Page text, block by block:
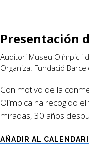
Presentación
Auditori Museu Olímpic i
Organiza: Fundació
Con motivo de la
Olímpica ha recogido
miradas, 30 años
AÑADIR AL